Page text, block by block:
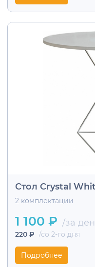
Стол Crystal
2 комплектации
1 100 ₽ /за
220 ₽ /со 2-го дня
Подробнее